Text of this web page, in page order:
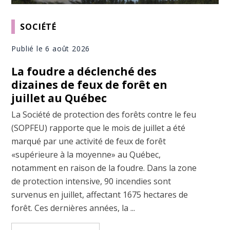
SOCIÉTÉ
Publié le 6 août 2026
La foudre a déclenché des
dizaines de feux de forêt en
juillet au Québec
La Société de protection des forêts contre le feu
(SOPFEU) rapporte que le mois de juillet a été
marqué par une activité de feux de forêt
«supérieure à la moyenne» au Québec,
notamment en raison de la foudre. Dans la zone
de protection intensive, 90 incendies sont
survenus en juillet, affectant 1675 hectares de
forêt. Ces dernières années, la ...